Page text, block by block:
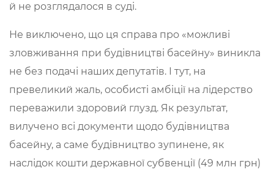
й не розглядалося в суді.
Не виключено, що ця справа про «можливі
зловживання при будівництві басейну» виникла
не без подачі наших депутатів. І тут, на
превеликий жаль, особисті амбіції на лідерство
переважили здоровий глузд. Як результат,
вилучено всі документи щодо будівництва
басейну, а саме будівництво зупинене, як
наслідок кошти державної субвенції (49 млн грн)